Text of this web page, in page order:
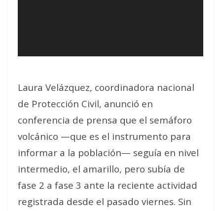
Laura Velázquez, coordinadora nacional
de Protección Civil, anunció en
conferencia de prensa que el semáforo
volcánico —que es el instrumento para
informar a la población— seguía en nivel
intermedio, el amarillo, pero subía de
fase 2 a fase 3 ante la reciente actividad
registrada desde el pasado viernes. Sin